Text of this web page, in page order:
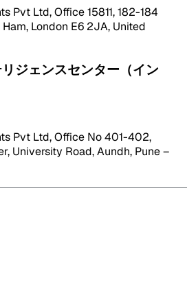
Pvt Ltd, Office 15811, 182-184
London E6 2JA, United
ジェンスセンター（イン
Pvt Ltd, Office No 401-402,
University Road, Aundh, Pune –